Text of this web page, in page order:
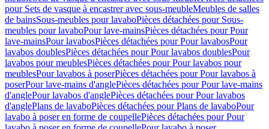
pour Sets de vasque à encastrer avec sous-meubleMeubles de salles
de bainsSous-meubles pour lavaboPièces détachées pour Sous-
meubles pour lavaboPour lave-mainsPièces détachées pour Pour
lave-mainsPour lavabosPièces détachées pour Pour lavabosPour
lavabos doublesPièces détachées pour Pour lavabos doublesPour
lavabos pour meublesPièces détachées pour Pour lavabos pour
meublesPour lavabos à poserPièces détachées pour Pour lavabos à
poserPour lave-mains d'anglePièces détachées pour Pour lave-mains
d'anglePour lavabos d'anglePièces détachées pour Pour lavabos
d'anglePlans de lavaboPièces détachées pour Plans de lavaboPour
lavabo à poser en forme de coupellePièces détachées pour Pour